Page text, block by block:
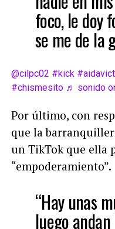
foco, le doy
se me de la
@cilpc02 #kick
#chismesito ♬ sonido
Por último, con
que la
un TikTok que ella
“empoderamiento”.
“Hay unas
luego